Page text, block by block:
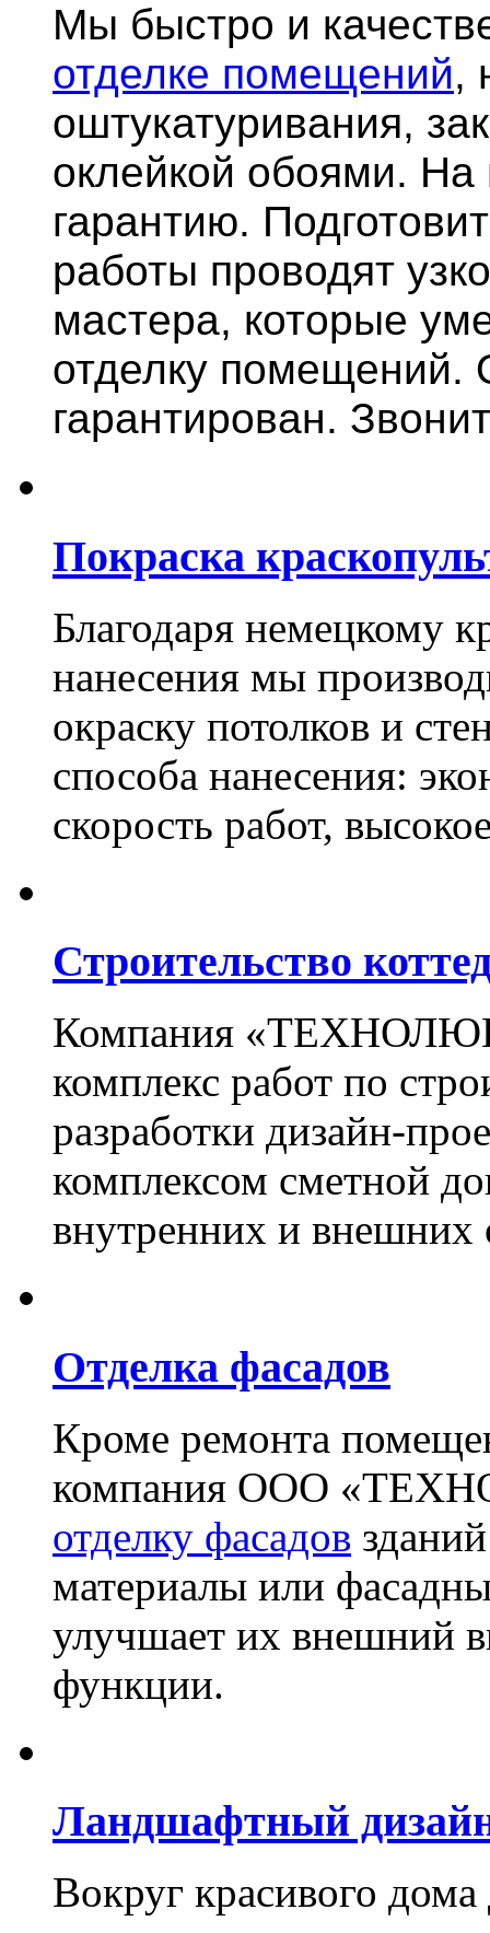
Мы быстро и
отделке помещений,
оштукатуривания,
оклейкой обоями.
гарантию.
работы проводят
мастера, которые
отделку помещений.
гарантирован.
Покраска
Благодаря немецкому
нанесения мы
окраску потолков и
способа нанесения:
скорость работ,
Строительство
Компания
комплекс работ по
разработки дизайн-
комплексом сметной
внутренних и внешних
Отделка фасадов
Кроме ремонта
компания ООО
отделку фасадов
материалы или
улучшает их внешний
функции.
Ландшафтный
Вокруг красивого